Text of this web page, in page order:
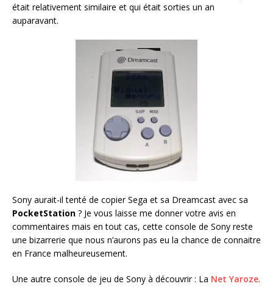
était relativement similaire et qui était sorties un an
auparavant.
Sony aurait-il tenté de copier Sega et sa Dreamcast avec sa
PocketStation ? Je vous laisse me donner votre avis en
commentaires mais en tout cas, cette console de Sony reste
une bizarrerie que nous n’aurons pas eu la chance de connaitre
en France malheureusement.
Une autre console de jeu de Sony à découvrir : La Net Yaroze.